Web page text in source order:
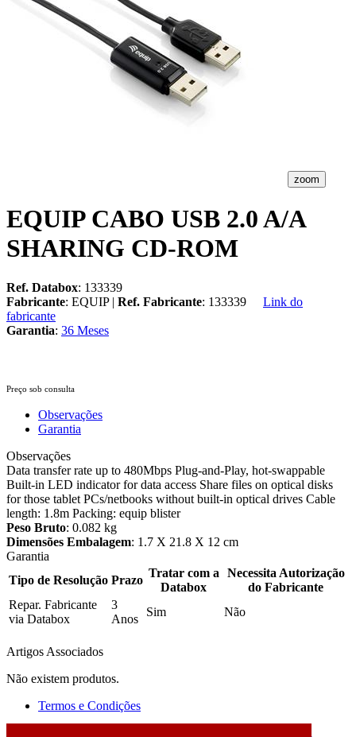
zoom
EQUIP CABO USB 2.0 A/A
SHARING CD-ROM
Ref. Databox: 133339
Fabricante: EQUIP | Ref. Fabricante: 133339
Link do
fabricante
Garantia: 36 Meses
Preço sob consulta
Observações
Garantia
Observações
Data transfer rate up to 480Mbps Plug-and-Play, hot-swappable
Built-in LED indicator for data access Share files on optical disks
for those tablet PCs/netbooks without built-in optical drives Cable
length: 1.8m Packing: equip blister
Peso Bruto: 0.082 kg
Dimensões Embalagem: 1.7 X 21.8 X 12 cm
Garantia
Tipo de Resolução Prazo
Tratar com a
Databox
Necessita Autorização
do Fabricante
Repar. Fabricante
via Databox
3
Anos
Sim Não
Artigos Associados
Não existem produtos.
Termos e Condições